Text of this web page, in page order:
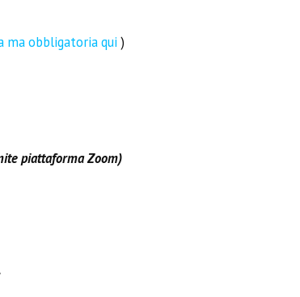
ma obbligatoria qui)
piattaforma Zoom)